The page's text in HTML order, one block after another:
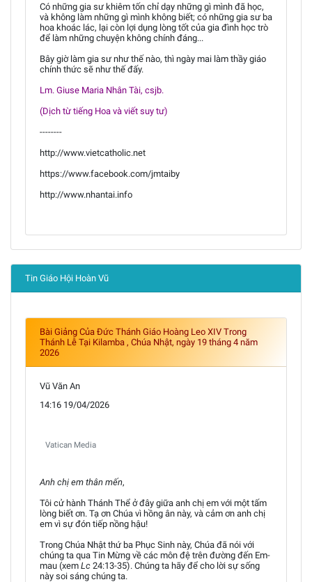
Có những gia sư khiêm tốn chỉ dạy những gì mình đã học,
và không làm những gì mình không biết; có những gia sư ba
hoa khoác lác, lại còn lợi dụng lòng tốt của gia đình học trò
để làm những chuyện không chính đáng...
Bây giờ làm gia sư như thế nào, thì ngày mai làm thầy giáo
chính thức sẽ như thế đấy.
Lm. Giuse Maria Nhân Tài, csjb.
(Dịch từ tiếng Hoa và viết suy tư)
--------
http://www.vietcatholic.net
https://www.facebook.com/jmtaiby
http://www.nhantai.info
Tin Giáo Hội Hoàn Vũ
Bài Giảng Của Đức Thánh Giáo Hoàng Leo XIV Trong
Thánh Lễ Tại Kilamba , Chúa Nhật, ngày 19 tháng 4 năm
2026
Vũ Văn An
14:16 19/04/2026
Vatican Media
Anh chị em thân mến,
Tôi cử hành Thánh Thể ở đây giữa anh chị em với một tấm
lòng biết ơn. Tạ ơn Chúa vì hồng ân này, và cảm ơn anh chị
em vì sự đón tiếp nồng hậu!
Trong Chúa Nhật thứ ba Phục Sinh này, Chúa đã nói với
chúng ta qua Tin Mừng về các môn đệ trên đường đến Em-
mau (xem Lc 24:13-35). Chúng ta hãy để cho lời sự sống
này soi sáng chúng ta.